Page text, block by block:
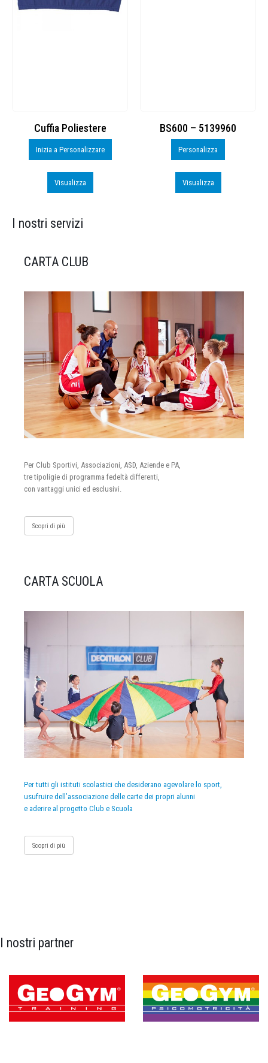
Cuffia Poliestere
Inizia a Personalizzare
Visualizza
BS600 – 5139960
Personalizza
Visualizza
I nostri servizi
CARTA CLUB
Per Club Sportivi, Associazioni, ASD, Aziende e PA,
tre tipoligie di programma fedeltà differenti,
con vantaggi unici ed esclusivi.
Scopri di più
CARTA SCUOLA
Per tutti gli istituti scolastici che desiderano agevolare lo sport,
usufruire dell’associazione delle carte dei propri alunni
e aderire al progetto Club e Scuola
Scopri di più
I nostri partner